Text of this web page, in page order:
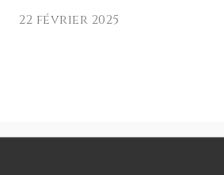
22 février 2025